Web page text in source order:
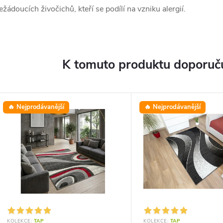
živočichů, kteří se podílí na vzniku alergií.
K tomuto produktu
🔥 Nejprodávanější
KOLEKCE: TAP
🔥 Nejprodávanější
KOLEKCE: TAP